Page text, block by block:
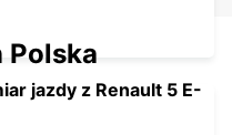
Polska
jazdy z Renault 5 E-